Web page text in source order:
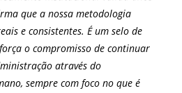
que a nossa metodologia
e consistentes. É um selo de
o compromisso de continuar
através do
sempre com foco no que é